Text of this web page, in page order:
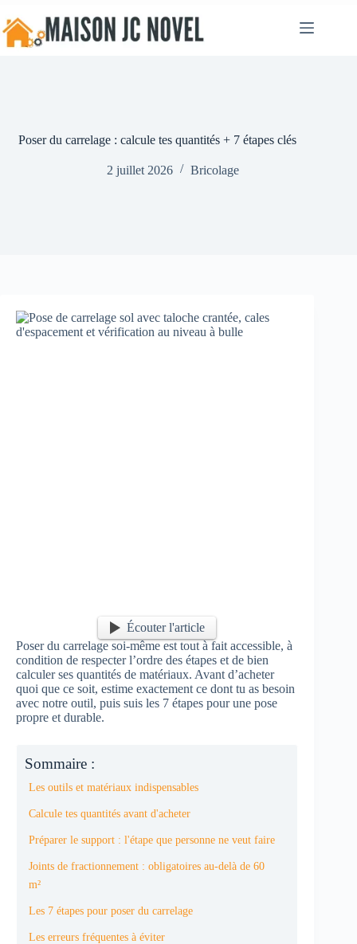
au
contenu
Poser du carrelage : calcule tes quantités + 7 étapes clés
2 juillet 2026 Bricolage
Écouter l'article
Poser du carrelage soi-même est tout à fait accessible, à
condition de respecter l’ordre des étapes et de bien
calculer ses quantités de matériaux. Avant d’acheter
quoi que ce soit, estime exactement ce dont tu as besoin
avec notre outil, puis suis les 7 étapes pour une pose
propre et durable.
Sommaire :
Les outils et matériaux indispensables
Calcule tes quantités avant d'acheter
Préparer le support : l'étape que personne ne veut faire
Joints de fractionnement : obligatoires au-delà de 60
m²
Les 7 étapes pour poser du carrelage
Les erreurs fréquentes à éviter